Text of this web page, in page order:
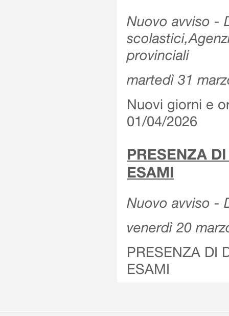
Nuovo avviso -
provinciali
martedì 31
Nuovi giorni e
01/04/2026
PRESENZA
ESAMI
Nuovo avviso -
venerdì 20
PRESENZA DI
ESAMI